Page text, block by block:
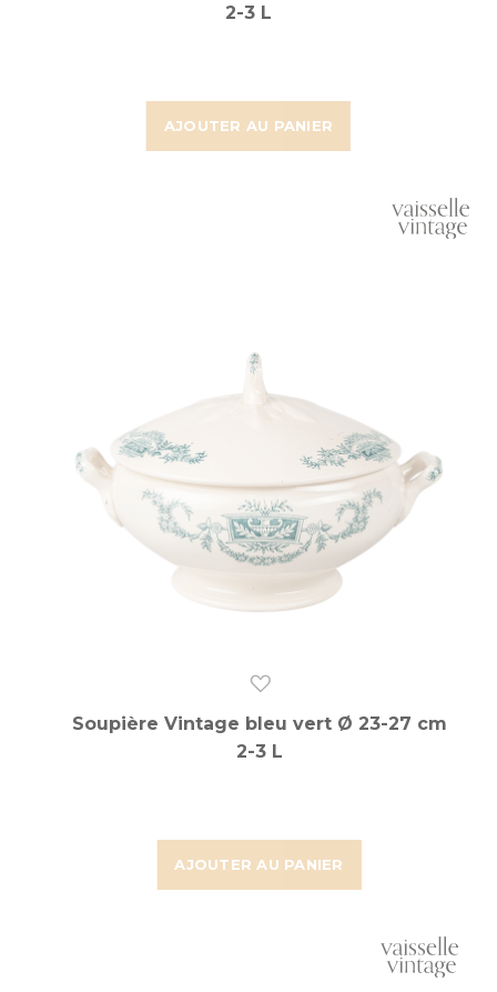
AJOUTER AU PANIER
2-3 L
AJOUTER AU PANIER
Soupière Vintage bleu vert Ø 23-27 cm
2-3 L